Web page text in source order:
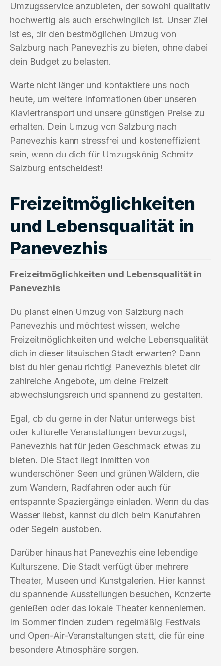
Umzugsservice anzubieten, der sowohl qualitativ
hochwertig als auch erschwinglich ist. Unser Ziel
ist es, dir den bestmöglichen Umzug von
Salzburg nach Panevezhis zu bieten, ohne dabei
dein Budget zu belasten.
Warte nicht länger und kontaktiere uns noch
heute, um weitere Informationen über unseren
Klaviertransport und unsere günstigen Preise zu
erhalten. Dein Umzug von Salzburg nach
Panevezhis kann stressfrei und kosteneffizient
sein, wenn du dich für Umzugskönig Schmitz
Salzburg entscheidest!
Freizeitmöglichkeiten
und Lebensqualität in
Panevezhis
Freizeitmöglichkeiten und Lebensqualität in
Panevezhis
Du planst einen Umzug von Salzburg nach
Panevezhis und möchtest wissen, welche
Freizeitmöglichkeiten und welche Lebensqualität
dich in dieser litauischen Stadt erwarten? Dann
bist du hier genau richtig! Panevezhis bietet dir
zahlreiche Angebote, um deine Freizeit
abwechslungsreich und spannend zu gestalten.
Egal, ob du gerne in der Natur unterwegs bist
oder kulturelle Veranstaltungen bevorzugst,
Panevezhis hat für jeden Geschmack etwas zu
bieten. Die Stadt liegt inmitten von
wunderschönen Seen und grünen Wäldern, die
zum Wandern, Radfahren oder auch für
entspannte Spaziergänge einladen. Wenn du das
Wasser liebst, kannst du dich beim Kanufahren
oder Segeln austoben.
Darüber hinaus hat Panevezhis eine lebendige
Kulturszene. Die Stadt verfügt über mehrere
Theater, Museen und Kunstgalerien. Hier kannst
du spannende Ausstellungen besuchen, Konzerte
genießen oder das lokale Theater kennenlernen.
Im Sommer finden zudem regelmäßig Festivals
und Open-Air-Veranstaltungen statt, die für eine
besondere Atmosphäre sorgen.